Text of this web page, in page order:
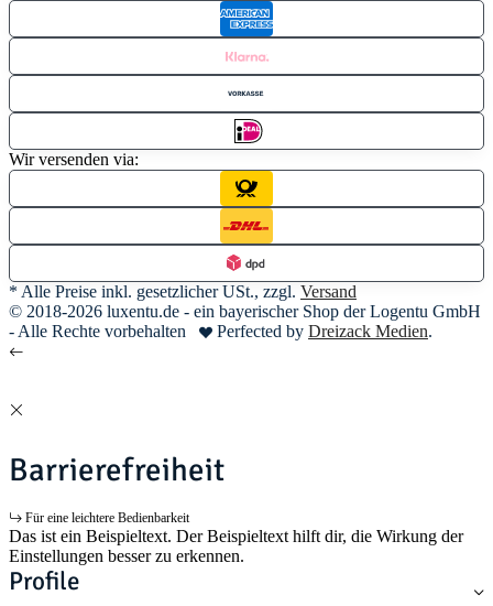
Wir versenden via:
* Alle Preise inkl. gesetzlicher USt., zzgl. Versand
© 2018-2026 luxentu.de - ein bayerischer Shop der Logentu GmbH
- Alle Rechte vorbehalten
Perfected by Dreizack Medien.
Barrierefreiheit
Für eine leichtere Bedienbarkeit
Das ist ein Beispieltext. Der Beispieltext hilft dir, die Wirkung der
Einstellungen besser zu erkennen.
Profile